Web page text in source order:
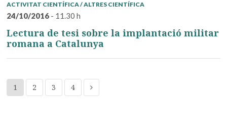
ACTIVITAT CIENTÍFICA / ALTRES CIENTÍFICA
24/10/2016 - 11.30 h
Lectura de tesi sobre la implantació militar
romana a Catalunya
1 2 3 4